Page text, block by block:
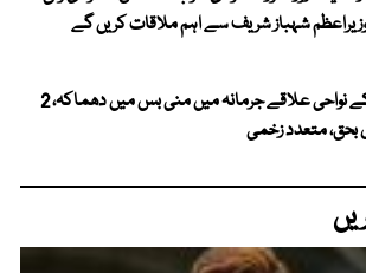
شہباز شریف سے اہم ملاقات کریں گے
دمشق کے نواحی علاقے جرمانہ میں منی بس میں دھماکہ، 2
بحق، متعدد زخمی